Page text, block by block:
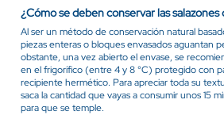
¿Cómo se deben conservar las salazones
Al ser un método de conservación natural
piezas enteras o bloques envasados aguantan
obstante, una vez abierto el envase, se
en el frigorífico (entre 4 y 8 °C) protegido con
recipiente hermético. Para apreciar toda su
saca la cantidad que vayas a consumir unos 15
para que se temple.